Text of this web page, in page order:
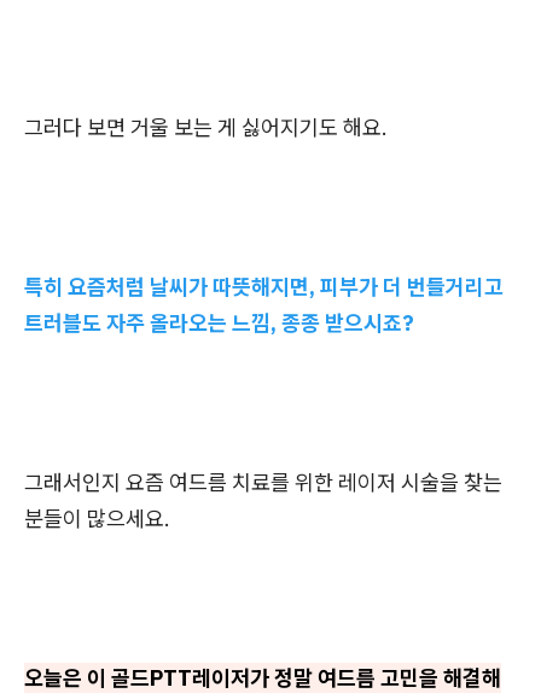
그러다 보면 거울 보는 게 싫어지기도 해요.
특히 요즘처럼 날씨가 따뜻해지면, 피부가 더 번들거리고
트러블도 자주 올라오는 느낌, 종종 받으시죠?
그래서인지 요즘 여드름 치료를 위한 레이저 시술을 찾는
분들이 많으세요.
오늘은 이 골드PTT레이저가 정말 여드름 고민을 해결해